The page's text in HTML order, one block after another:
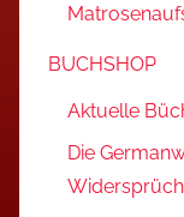
BUCHSHOP
Aktuelle
Die